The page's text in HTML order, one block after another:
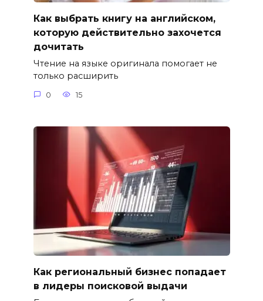
Как выбрать книгу на английском,
которую действительно захочется
дочитать
Чтение на языке оригинала помогает не
только расширить
0 15
Как региональный бизнес попадает
в лидеры поисковой выдачи